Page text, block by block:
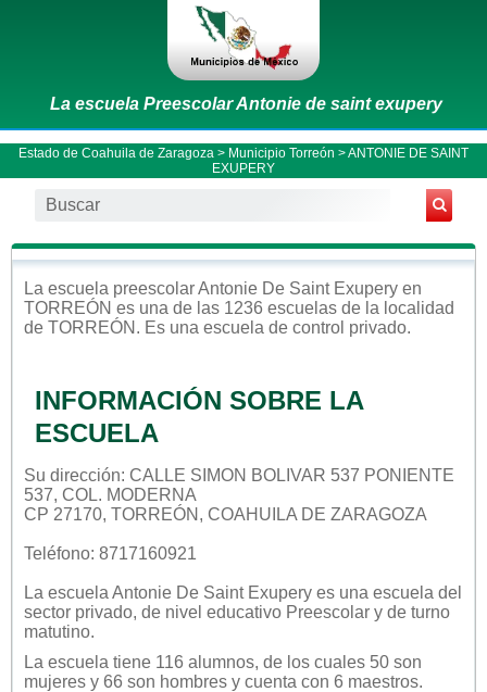
La escuela Preescolar Antonie de saint exupery
Estado de Coahuila de Zaragoza > Municipio Torreón > ANTONIE DE SAINT
EXUPERY
La escuela preescolarAntonie De Saint Exupery en
TORREÓN es una de las 1236 escuelas de la localidad
de TORREÓN . Es una escuela de control privado.
INFORMACIÓN SOBRE LA
ESCUELA
Su dirección: CALLE SIMON BOLIVAR 537 PONIENTE
537, COL. MODERNA
CP 27170, TORREÓN, COAHUILA DE ZARAGOZA
Teléfono: 8717160921
La escuela Antonie De Saint Exupery es una escuela del
sector privado, de nivel educativo Preescolar y de turno
matutino.
La escuela tiene 116 alumnos, de los cuales 50 son
mujeres y 66 son hombres y cuenta con 6 maestros.